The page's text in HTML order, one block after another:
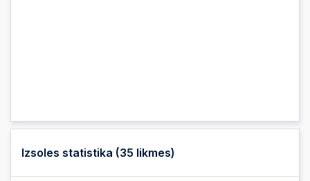
Izsoles statistika (35 likmes)